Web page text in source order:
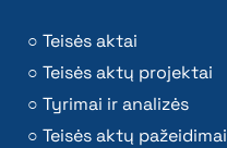
Teisės aktai
Teisės aktų projektai
Tyrimai ir analizės
Teisės aktų pažeidimai